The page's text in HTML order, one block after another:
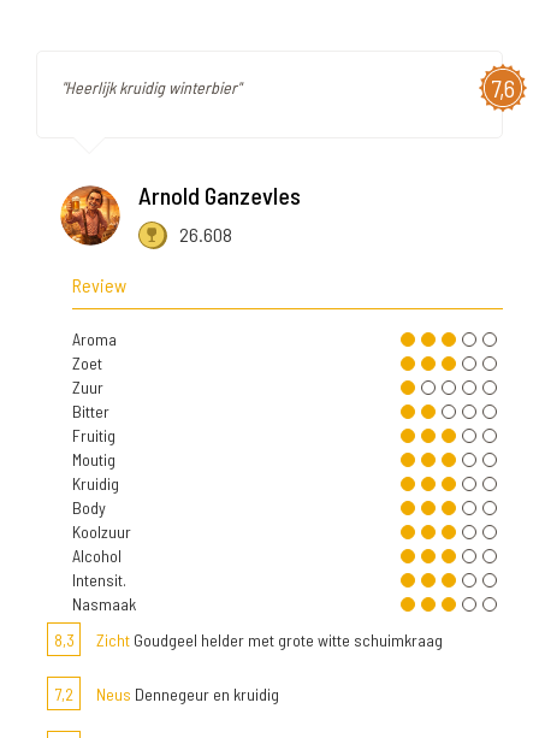
7,6
"Heerlijk kruidig winterbier"
Arnold Ganzevles
26.608
Review
Aroma
Zoet
Zuur
Bitter
Fruitig
Moutig
Kruidig
Body
Koolzuur
Alcohol
Intensit.
Nasmaak
8,3
Zicht Goudgeel helder met grote witte schuimkraag
7,2 Neus Dennegeur en kruidig